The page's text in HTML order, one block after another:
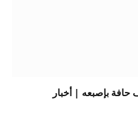
حافة بإصبعه | أخبار